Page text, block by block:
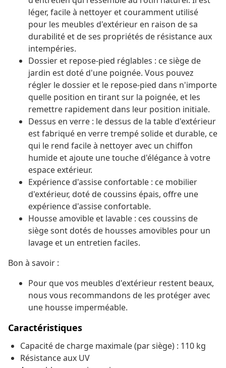
léger, facile à nettoyer et couramment utilisé
pour les meubles d'extérieur en raison de sa
durabilité et de ses propriétés de résistance aux
intempéries.
Dossier et repose-pied réglables : ce siège de
jardin est doté d'une poignée. Vous pouvez
régler le dossier et le repose-pied dans n'importe
quelle position en tirant sur la poignée, et les
remettre rapidement dans leur position initiale.
Dessus en verre : le dessus de la table d'extérieur
est fabriqué en verre trempé solide et durable, ce
qui le rend facile à nettoyer avec un chiffon
humide et ajoute une touche d'élégance à votre
espace extérieur.
Expérience d'assise confortable : ce mobilier
d'extérieur, doté de coussins épais, offre une
expérience d'assise confortable.
Housse amovible et lavable : ces coussins de
siège sont dotés de housses amovibles pour un
lavage et un entretien faciles.
Bon à savoir :
Pour que vos meubles d'extérieur restent beaux,
nous vous recommandons de les protéger avec
une housse imperméable.
Caractéristiques
Capacité de charge maximale (par siège) : 110 kg
Résistance aux UV